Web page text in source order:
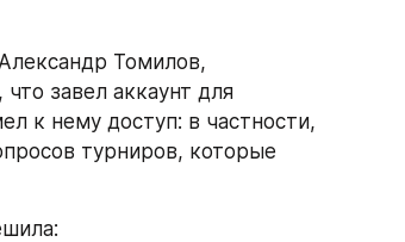
Томилов,
завел аккаунт для
к нему доступ: в частности,
турниров, которые